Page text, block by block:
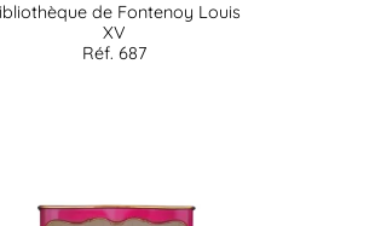
de Fontenoy Louis
XV
Réf. 687